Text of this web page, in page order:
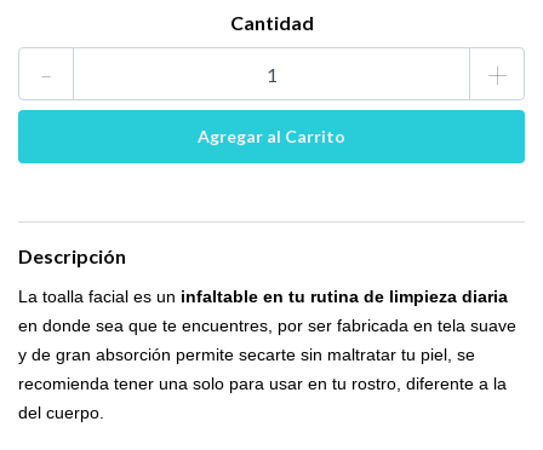
Cantidad
- +
Descripción
La toalla facial es un infaltable en tu rutina de limpieza diaria
en donde sea que te encuentres, por ser fabricada en tela suave
y de gran absorción permite secarte sin maltratar tu piel, se
recomienda tener una solo para usar en tu rostro, diferente a la
del cuerpo.